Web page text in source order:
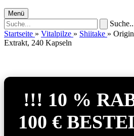
Menü
Startseite » Vitalpilze » Shiitake »
Extrakt, 240 Kapseln
!!! 10 %
100 €